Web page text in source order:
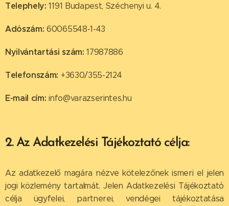
Telephely: 1191 Budapest, Széchenyi u. 4.
Adószám: 60065548-1-43
Nyilvántartási szám: 17987886
Telefonszám: +3630/355-2124
E-mail cím: info@varazserintes.hu
2. Az Adatkezelési Tájékoztató célja:
Az adatkezelő magára nézve kötelezőnek ismeri el jelen
jogi közlemény tartalmát. Jelen Adatkezelési Tájékoztató
célja ügyfelei, partnerei, vendégei tájékoztatása